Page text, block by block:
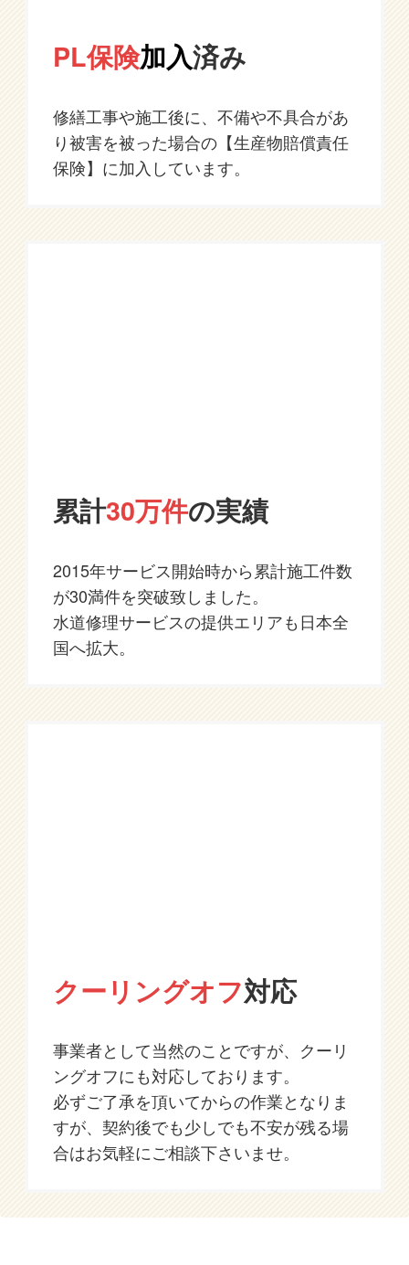
PL保険加入済み
修繕工事や施工後に、不備や不具合があ
り被害を被った場合の【生産物賠償責任
保険】に加入しています。
累計30万件の実績
2015年サービス開始時から累計施工件数
が30満件を突破致しました。
水道修理サービスの提供エリアも日本全
国へ拡大。
クーリングオフ対応
事業者として当然のことですが、クーリ
ングオフにも対応しております。
必ずご了承を頂いてからの作業となりま
すが、契約後でも少しでも不安が残る場
合はお気軽にご相談下さいませ。